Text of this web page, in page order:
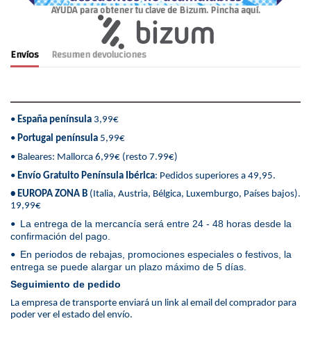
AYUDA para obtener tu clave de Bizum. Pincha aquí.
Envíos Resumen devoluciones
• España península 3,99€
• Portugal península 5,99€
• Baleares: Mallorca 6,99€ (resto 7.99€)
• Envío Gratuito Península Ibérica: Pedidos superiores a 49,95.
• EUROPA ZONA B (Italia, Austria, Bélgica, Luxemburgo, Países bajos).
19,99€
• La entrega de la mercancía será entre 24 - 48 horas desde la
confirmación del pago.
• En periodos de rebajas, promociones especiales o festivos, la
entrega se puede alargar un plazo máximo de 5 días.
Seguimiento de pedido
La empresa de transporte enviará un link al email del comprador para
poder ver el estado del envío.